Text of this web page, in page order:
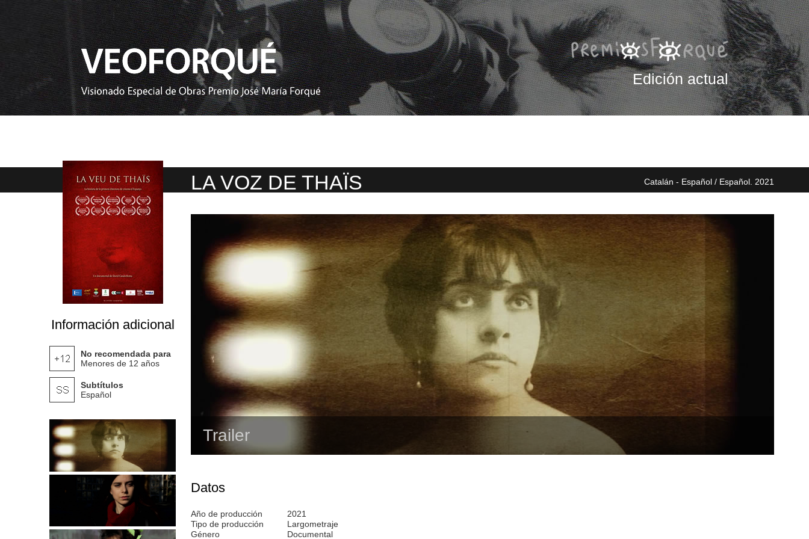
Edición actual
Información adicional
No recomendada para
Menores de 12 años
Subtítulos
Español
LA VOZ DE THAÏS Catalán - Español / Español. 2021
Trailer
Datos
Año de producción
2021
Tipo de producción
Largometraje
Género
Documental